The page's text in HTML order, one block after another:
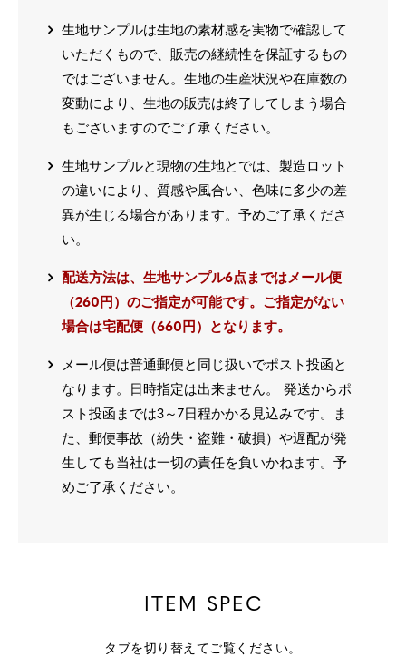
生地サンプルは生地の素材感を実物で確認して
いただくもので、販売の継続性を保証するもの
ではございません。生地の生産状況や在庫数の
変動により、生地の販売は終了してしまう場合
もございますのでご了承ください。
生地サンプルと現物の生地とでは、製造ロット
の違いにより、質感や風合い、色味に多少の差
異が生じる場合があります。予めご了承くださ
い。
配送方法は、生地サンプル6点まではメール便
（260円）のご指定が可能です。ご指定がない
場合は宅配便（660円）となります。
メール便は普通郵便と同じ扱いでポスト投函と
なります。日時指定は出来ません。 発送からポ
スト投函までは3～7日程かかる見込みです。ま
た、郵便事故（紛失・盗難・破損）や遅配が発
生しても当社は一切の責任を負いかねます。予
めご了承ください。
ITEM SPEC
タブを切り替えてご覧ください。